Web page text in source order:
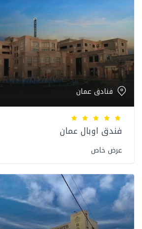
فنادق عمان
فندق اوبال عمان
عرض خاص